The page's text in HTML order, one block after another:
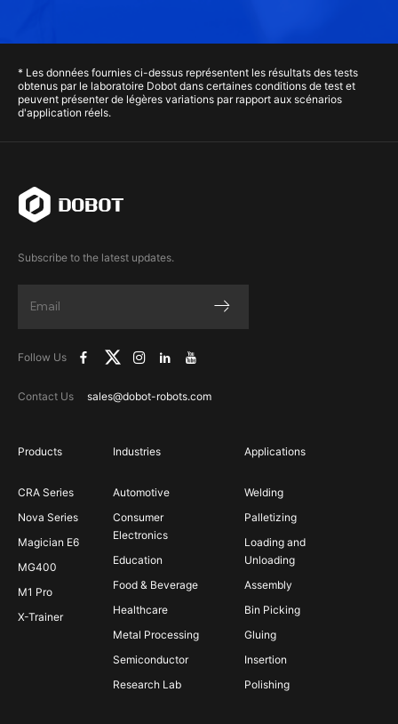
* Les données fournies ci-dessus représentent les résultats des tests
obtenus par le laboratoire Dobot dans certaines conditions de test et
peuvent présenter de légères variations par rapport aux scénarios
d'application réels.
Subscribe to the latest updates.
Follow Us
Contact Us sales@dobot-robots.com
Products
CRA Series
Nova Series
Magician E6
MG400
M1 Pro
X-Trainer
Industries
Automotive
Consumer
Electronics
Education
Food & Beverage
Healthcare
Metal Processing
Semiconductor
Research Lab
Applications
Welding
Palletizing
Loading and
Unloading
Assembly
Bin Picking
Gluing
Insertion
Polishing